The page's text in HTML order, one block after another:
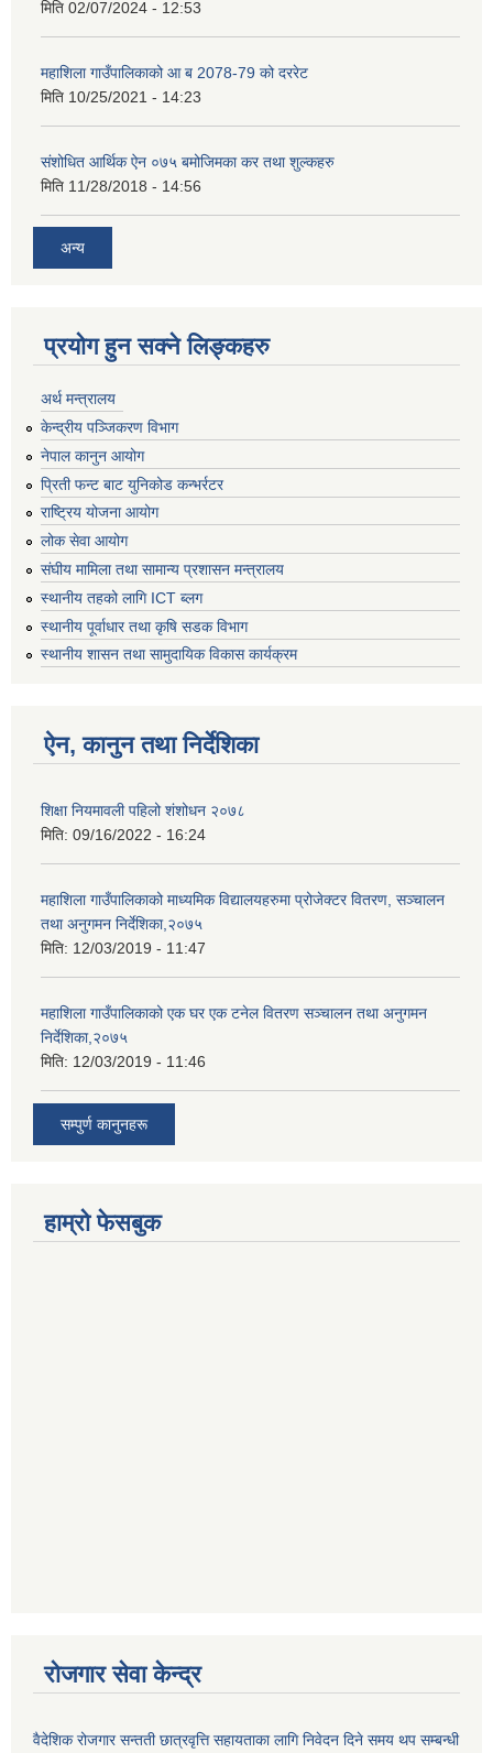
मिति 02/07/2024 - 12:53
महाशिला गाउँपालिकाको आ ब 2078-79 को दररेट
मिति 10/25/2021 - 14:23
संशोधित आर्थिक ऐन ०७५ बमोजिमका कर तथा शुल्कहरु
मिति 11/28/2018 - 14:56
अन्य
प्रयोग हुन सक्ने लिङ्कहरु
अर्थ मन्त्रालय
केन्द्रीय पञ्जिकरण विभाग
नेपाल कानुन आयोग
प्रिती फन्ट बाट युनिकोड कन्भर्रटर
राष्ट्रिय योजना आयोग
लोक सेवा आयोग
संघीय मामिला तथा सामान्य प्रशासन मन्त्रालय
स्थानीय तहको लागि ICT ब्लग
स्थानीय पूर्वाधार तथा कृषि सडक विभाग
स्थानीय शासन तथा सामुदायिक विकास कार्यक्रम
ऐन, कानुन तथा निर्देशिका
शिक्षा नियमावली पहिलो शंशोधन २०७८
मिति: 09/16/2022 - 16:24
महाशिला गाउँपालिकाको माध्यमिक विद्यालयहरुमा प्रोजेक्टर वितरण, सञ्चालन
तथा अनुगमन निर्देशिका,२०७५
मिति: 12/03/2019 - 11:47
महाशिला गाउँपालिकाको एक घर एक टनेल वितरण सञ्चालन तथा अनुगमन
निर्देशिका,२०७५
मिति: 12/03/2019 - 11:46
सम्पुर्ण कानुनहरू
हाम्रो फेसबुक
रोजगार सेवा केन्द्र
वैदेशिक रोजगार सन्तती छात्रवृत्ति सहायताका लागि निवेदन दिने समय थप सम्बन्धी